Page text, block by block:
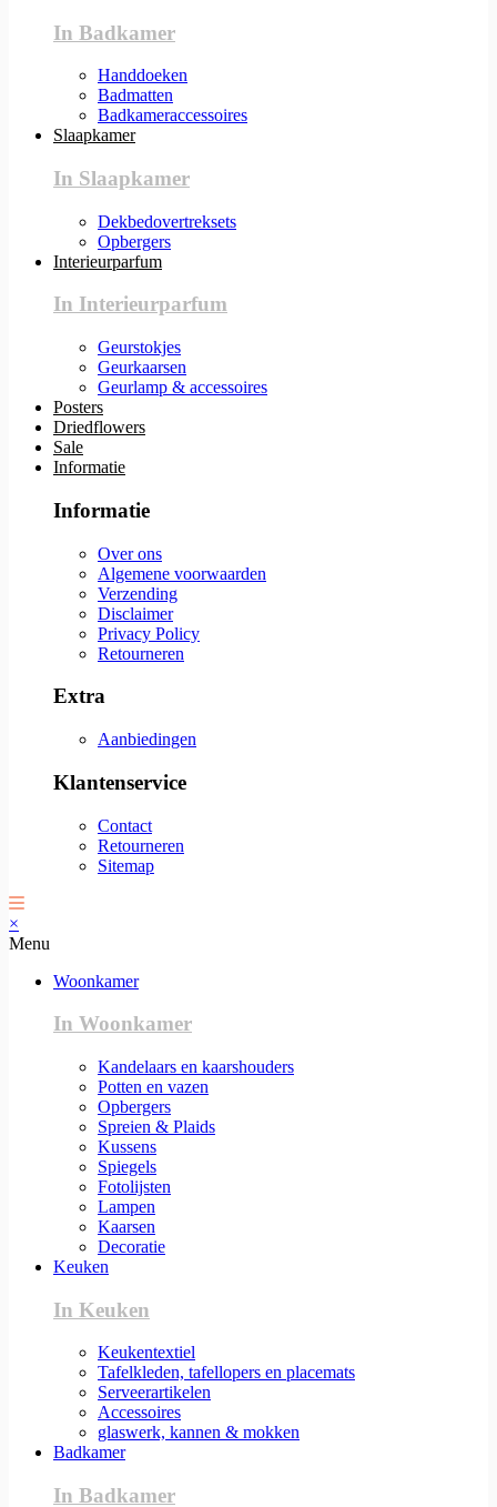
In Badkamer
Handdoeken
Badmatten
Badkameraccessoires
Slaapkamer
In Slaapkamer
Dekbedovertreksets
Opbergers
Interieurparfum
In Interieurparfum
Geurstokjes
Geurkaarsen
Geurlamp & accessoires
Posters
Driedflowers
Sale
Informatie
Informatie
Over ons
Algemene voorwaarden
Verzending
Disclaimer
Privacy Policy
Retourneren
Extra
Aanbiedingen
Klantenservice
Contact
Retourneren
Sitemap
×
Menu
Woonkamer
In Woonkamer
Kandelaars en kaarshouders
Potten en vazen
Opbergers
Spreien & Plaids
Kussens
Spiegels
Fotolijsten
Lampen
Kaarsen
Decoratie
Keuken
In Keuken
Keukentextiel
Tafelkleden, tafellopers en placemats
Serveerartikelen
Accessoires
glaswerk, kannen & mokken
Badkamer
In Badkamer